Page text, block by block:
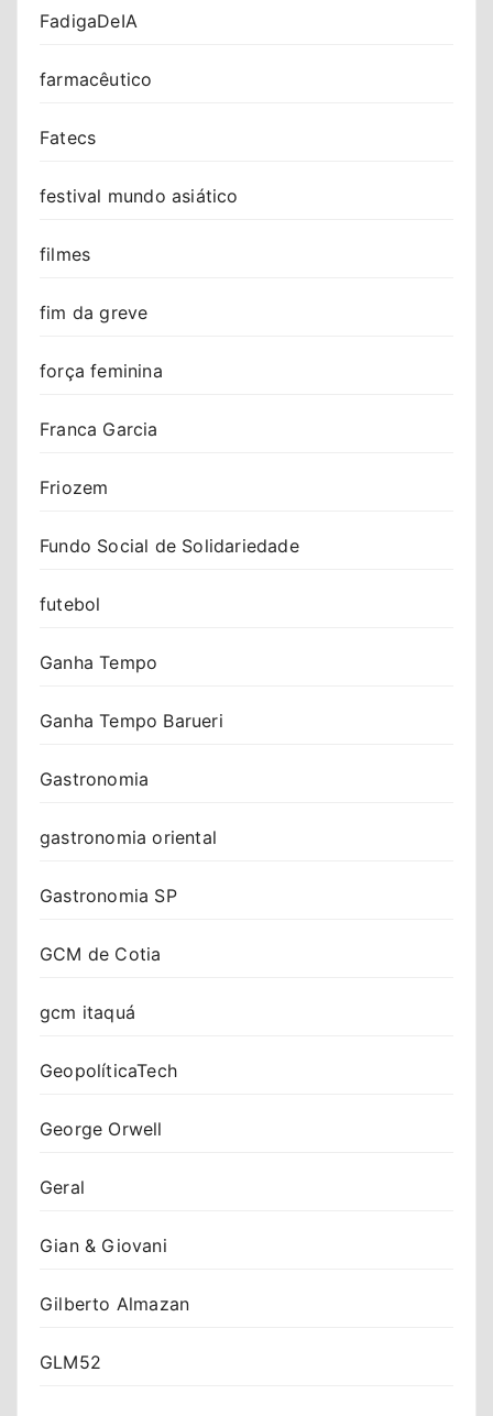
FadigaDeIA
farmacêutico
Fatecs
festival mundo asiático
filmes
fim da greve
força feminina
Franca Garcia
Friozem
Fundo Social de Solidariedade
futebol
Ganha Tempo
Ganha Tempo Barueri
Gastronomia
gastronomia oriental
Gastronomia SP
GCM de Cotia
gcm itaquá
GeopolíticaTech
George Orwell
Geral
Gian & Giovani
Gilberto Almazan
GLM52